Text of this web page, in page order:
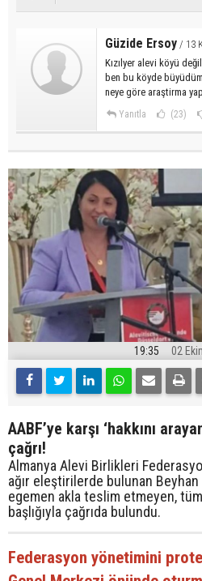
Güzide Ersoy / 13
Kızılyer alevi köyü
ben bu köyde
neye göre araştirma
Yanıtla (23)
19:35 02
AABF’ye karşı ‘hakkını
çağrı!
Almanya Alevi Birlikleri
ağır eleştirilerde bulunan
egemen akla teslim etmeyen, tüm
başlığıyla çağrıda bulundu.
Federasyon yönetimini